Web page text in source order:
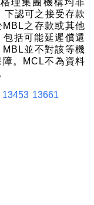
理集團機構均非
下認可之接受存款
之存款或其他
括可能延遲償還
並不對該等機
。MCL不為資料
13453 13661